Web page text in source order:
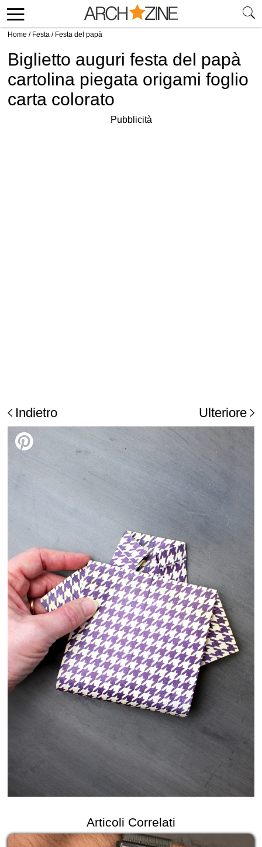
Home / Festa / Festa del papà
Biglietto auguri festa del papà
cartolina piegata origami foglio
carta colorato
Pubblicità
Indietro Ulteriore
Articoli Correlati